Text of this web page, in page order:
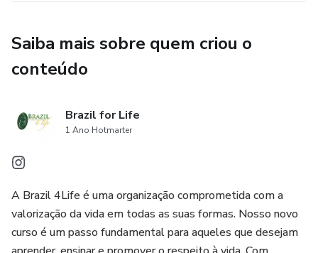
Saiba mais sobre quem criou o
conteúdo
Brazil for Life
1 Ano Hotmarter
A Brazil 4Life é uma organização comprometida com a
valorização da vida em todas as suas formas. Nosso novo
curso é um passo fundamental para aqueles que desejam